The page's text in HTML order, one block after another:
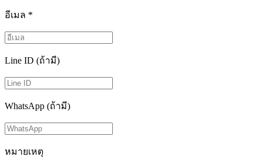
อีเมล *
Line ID (ถ้ามี)
WhatsApp (ถ้ามี)
หมายเหตุ